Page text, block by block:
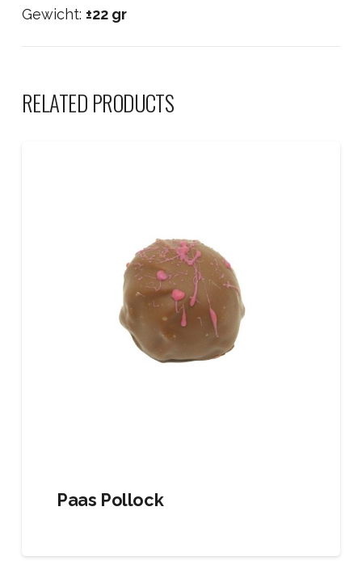
Gewicht: ±22 gr
RELATED PRODUCTS
Paas Pollock